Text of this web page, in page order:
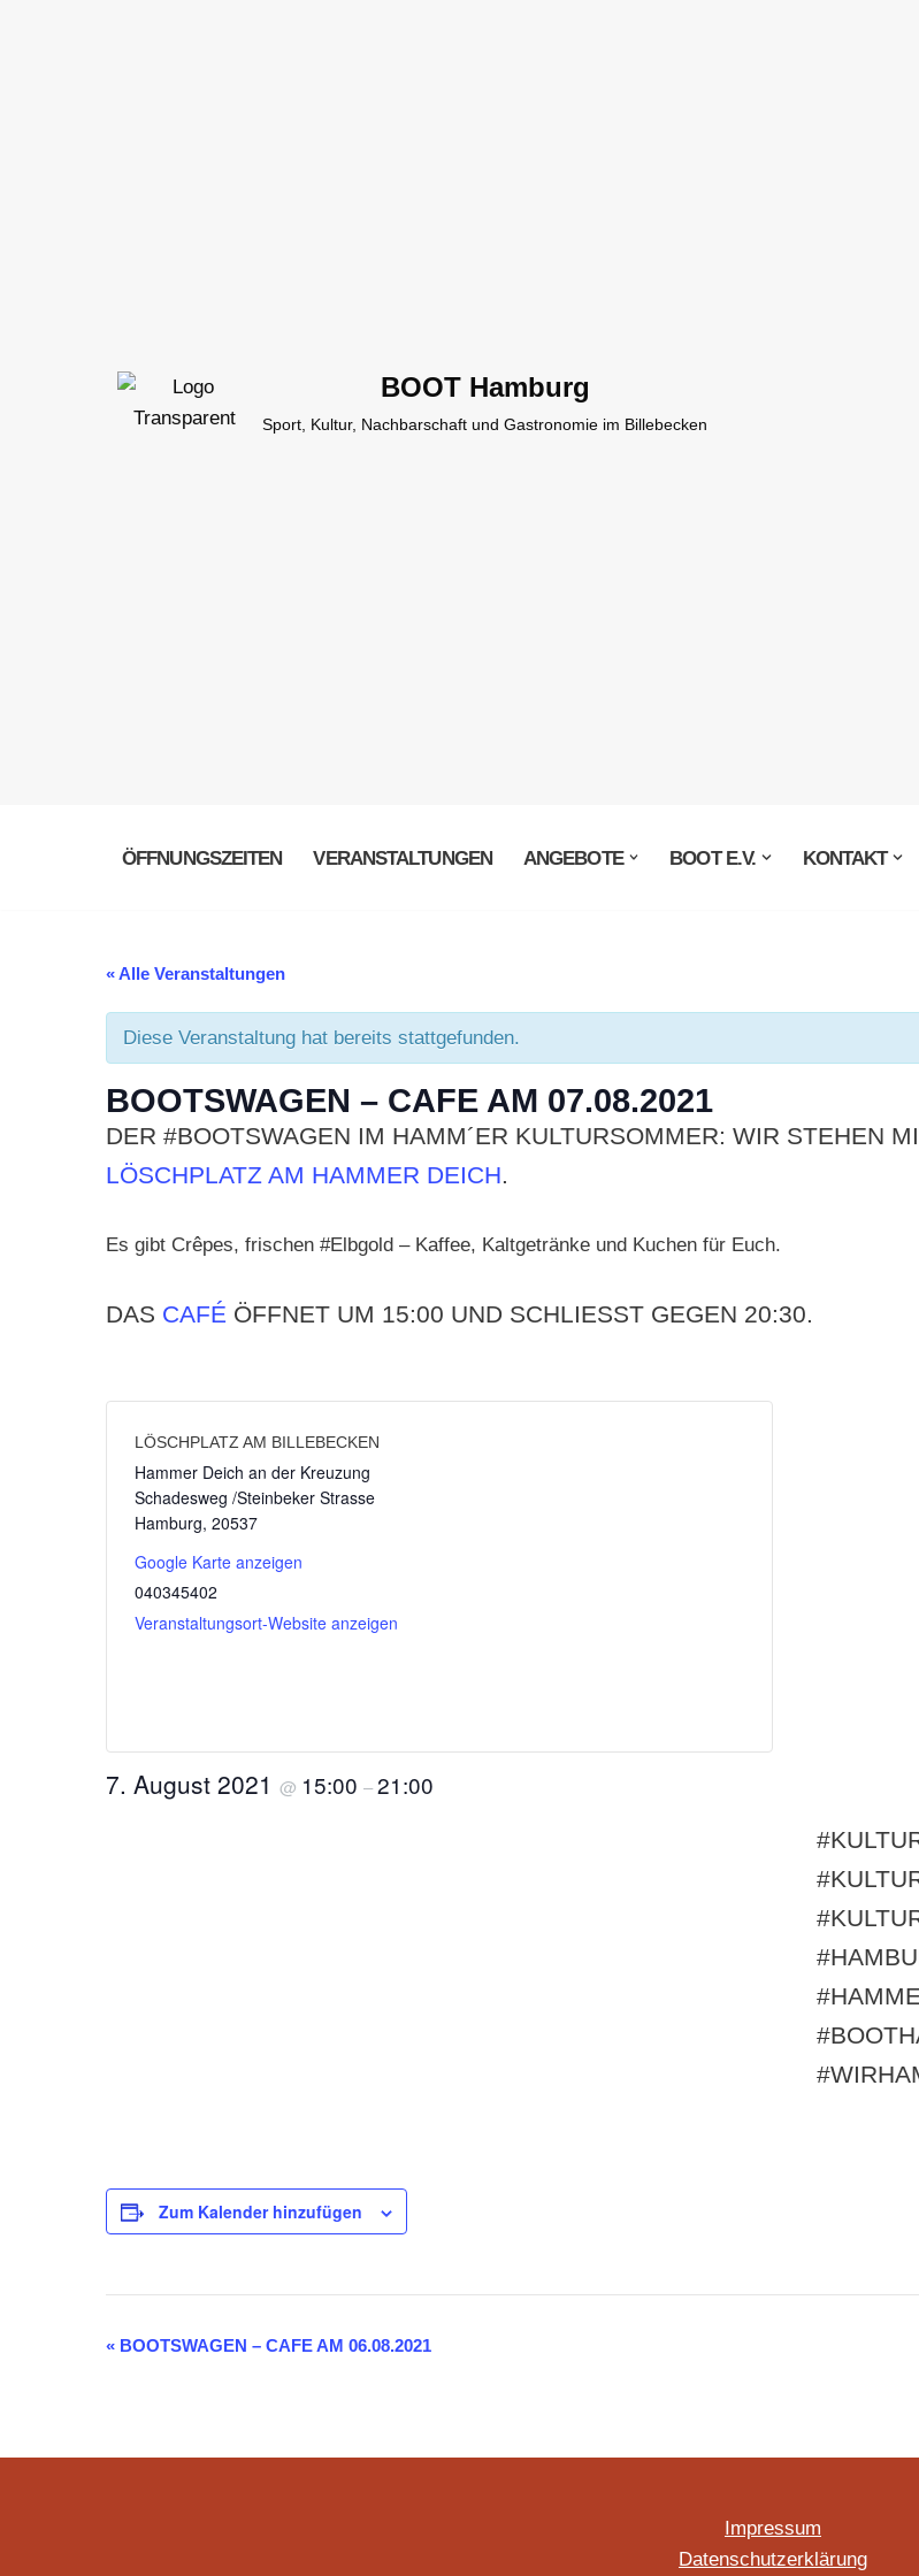
BOOT Hamburg
Sport, Kultur, Nachbarschaft und Gastronomie im Billebecken
ÖFFNUNGSZEITEN VERANSTALTUNGEN ANGEBOTE BOOT E.V. KONTAKT
« Alle Veranstaltungen
Diese Veranstaltung hat bereits stattgefunden.
BOOTSWAGEN – CAFE AM 07.08.2021
DER #BOOTSWAGEN IM HAMM´ER KULTURSOMMER: WIR STEHEN
LÖSCHPLATZ AM HAMMER DEICH.
Es gibt Crêpes, frischen #Elbgold – Kaffee, Kaltgetränke und Kuchen für Euch.
DAS CAFÉ ÖFFNET UM 15:00 UND SCHLIESST GEGEN 20:30.
LÖSCHPLATZ AM BILLEBECKEN
Hammer Deich an der Kreuzung
Schadesweg /Steinbeker Strasse
Hamburg, 20537
Google Karte anzeigen
040345402
Veranstaltungsort-Website anzeigen
7. August 2021 @ 15:00 –21:00
Zum Kalender hinzufügen
VERANSTALTUNG-
« BOOTSWAGEN – CAFE AM 06.08.2021
Impressum
Datenschutzerklärung